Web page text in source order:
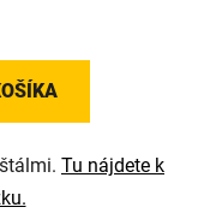
Tu nájdete k